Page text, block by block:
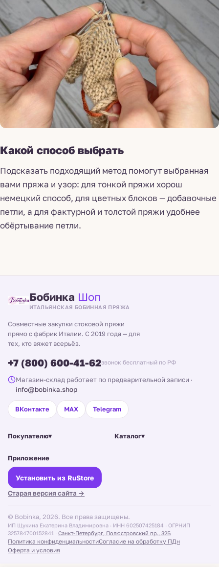
Какой способ выбрать
Подсказать подходящий метод помогут выбранная
вами пряжа и узор: для тонкой пряжи хорош
немецкий способ, для цветных блоков — добавочные
петли, а для фактурной и толстой пряжи удобнее
обёртывание петли.
Бобинка Шоп
ИТАЛЬЯНСКАЯ БОБИННАЯ ПРЯЖА
Совместные закупки стоковой пряжи
прямо с фабрик Италии. С 2019 года — для
тех, кто вяжет всерьёз.
+7 (800) 600-41-62звонок бесплатный по РФ
Магазин-склад работает по предварительной записи ·
info@bobinka.shop
ВКонтакте MAX Telegram
Покупателю▾ Каталог▾
Приложение
Установить из RuStore
Старая версия сайта →
© Bobinka, 2026. Все права защищены.
ИП Щукина Екатерина Владимировна · ИНН 602507425184 · ОГРНИП
325784700152841 · Санкт-Петербург, Полюстровский пр., 32Б
Политика конфиденциальностиСогласие на обработку ПДн
Оферта и условия